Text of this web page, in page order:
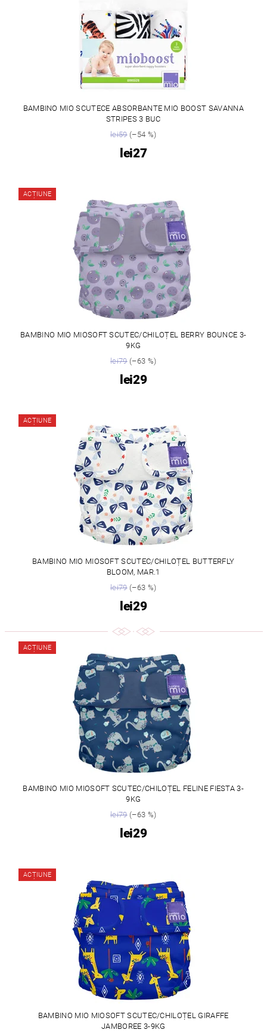
BAMBINO MIO SCUTECE ABSORBANTE MIO BOOST SAVANNA
STRIPES 3 BUC
lei59(–54 %)
lei27
ACȚIUNE
BAMBINO MIO MIOSOFT SCUTEC/CHILOȚEL BERRY BOUNCE 3-
9KG
lei79(–63 %)
lei29
ACȚIUNE
BAMBINO MIO MIOSOFT SCUTEC/CHILOȚEL BUTTERFLY
BLOOM, MAR.1
lei79(–63 %)
lei29
ACȚIUNE
BAMBINO MIO MIOSOFT SCUTEC/CHILOȚEL FELINE FIESTA 3-
9KG
lei79(–63 %)
lei29
ACȚIUNE
BAMBINO MIO MIOSOFT SCUTEC/CHILOȚEL GIRAFFE
JAMBOREE 3-9KG